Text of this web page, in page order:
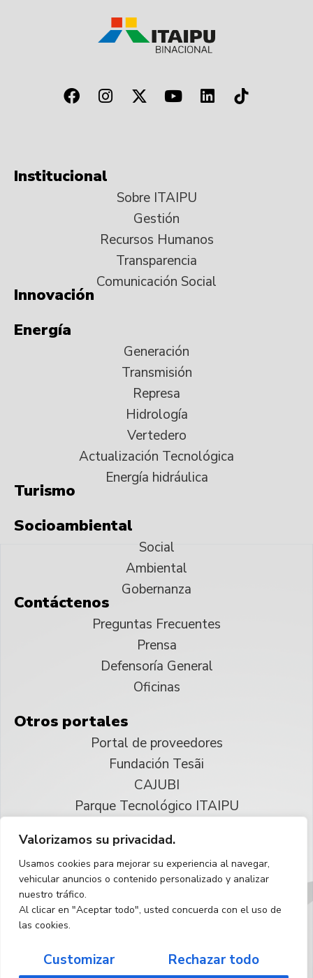
Valorizamos su privacidad.
Usamos cookies para mejorar su experiencia al navegar,
vehicular anuncios o contenido personalizado y analizar
nuestro tráfico.
Al clicar en "Aceptar todo", usted concuerda con el uso de
las cookies.
Customizar Rechazar todo
Institucional
Sobre ITAIPU
Gestión
Recursos Humanos
Transparencia
Comunicación Social
Innovación
Energía
Generación
Transmisión
Represa
Hidrología
Vertedero
Actualización Tecnológica
Energía hidráulica
Turismo
Socioambiental
Social
Ambiental
Gobernanza
Contáctenos
Preguntas Frecuentes
Prensa
Defensoría General
Oficinas
Otros portales
Portal de proveedores
Fundación Tesãi
CAJUBI
Parque Tecnológico ITAIPU
© 2025 ITAIPU Binacional
Reservados todos los derechos
Español